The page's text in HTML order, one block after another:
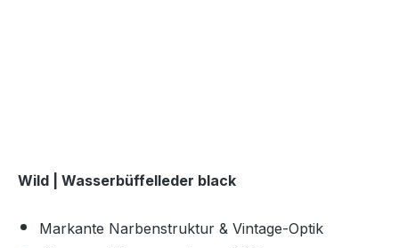
Wild | Wasserbüffelleder black
Markante Narbenstruktur & Vintage-Optik